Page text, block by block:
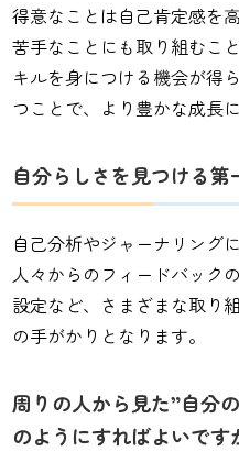
得意なことは自己肯定感を
苦手なことにも取り組むこ
キルを身につける機会が得
つことで、より豊かな成長
自分らしさを見つける第
自己分析やジャーナリング
人々からのフィードバック
設定など、さまざまな取り
の手がかりとなります。
周りの人から見た”自分
のようにすればよいです